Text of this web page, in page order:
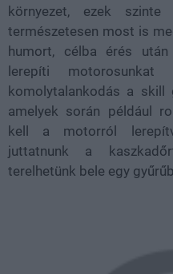
környezet, ezek szinte
természetesen most is
humort, célba érés
lerepíti
komolytalankodás a skill
amelyek során például
kell a motorról
juttatnunk a
terelhetünk bele egy